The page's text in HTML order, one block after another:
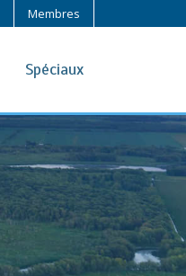
Membres
Spéciaux